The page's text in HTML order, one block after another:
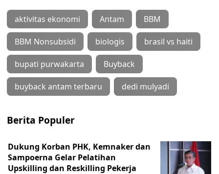
aktivitas ekonomi Antam BBM
BBM Nonsubsidi biologis brasil vs haiti
bupati purwakarta Buyback
buyback antam terbaru dedi mulyadi
Berita Populer
Dukung Korban PHK, Kemnaker dan
Sampoerna Gelar Pelatihan
Upskilling dan Reskilling Pekerja